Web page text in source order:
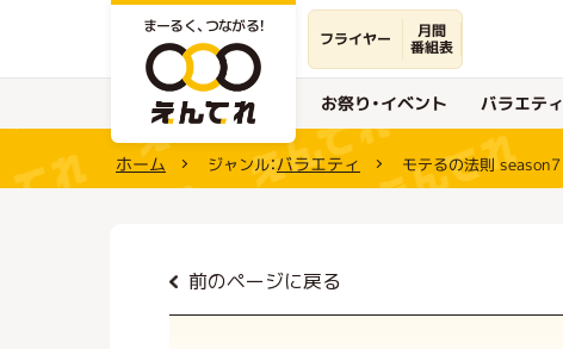
まーるく、つながる！
フライヤー 月間
番組表
お祭り・イベント バラエティ
ホーム ジャンル：バラエティ モテるの法則 season7
前のページに戻る